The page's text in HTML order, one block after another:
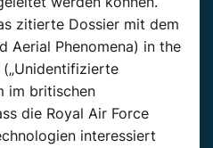
zitierte Dossier mit dem
Aerial Phenomena) in the
(„Unidentifizierte
im britischen
die Royal Air Force
interessiert